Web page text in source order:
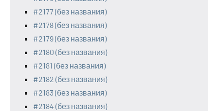
#2177 (без названия)
#2178 (без названия)
#2179 (без названия)
#2180 (без названия)
#2181 (без названия)
#2182 (без названия)
#2183 (без названия)
#2184 (без названия)